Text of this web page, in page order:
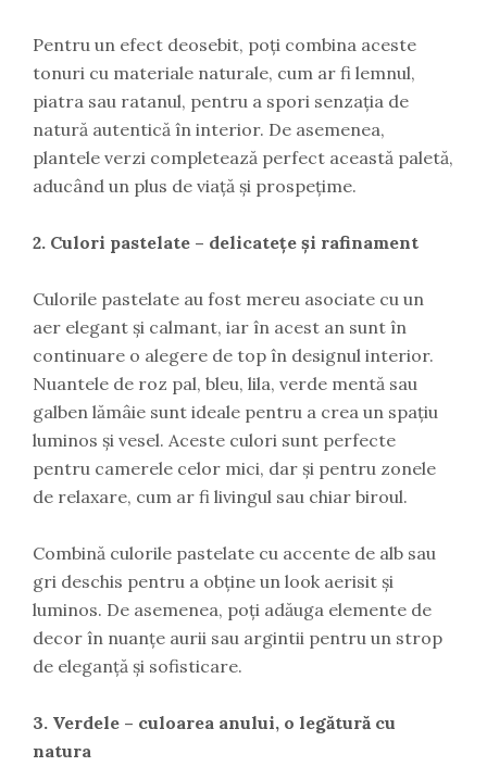
Pentru un efect deosebit, poți combina aceste
tonuri cu materiale naturale, cum ar fi lemnul,
piatra sau ratanul, pentru a spori senzația de
natură autentică în interior. De asemenea,
plantele verzi completează perfect această paletă,
aducând un plus de viață și prospețime.
2. Culori pastelate – delicatețe și rafinament
Culorile pastelate au fost mereu asociate cu un
aer elegant și calmant, iar în acest an sunt în
continuare o alegere de top în designul interior.
Nuantele de roz pal, bleu, lila, verde mentă sau
galben lămâie sunt ideale pentru a crea un spațiu
luminos și vesel. Aceste culori sunt perfecte
pentru camerele celor mici, dar și pentru zonele
de relaxare, cum ar fi livingul sau chiar biroul.
Combină culorile pastelate cu accente de alb sau
gri deschis pentru a obține un look aerisit și
luminos. De asemenea, poți adăuga elemente de
decor în nuanțe aurii sau argintii pentru un strop
de eleganță și sofisticare.
3. Verdele – culoarea anului, o legătură cu
natura